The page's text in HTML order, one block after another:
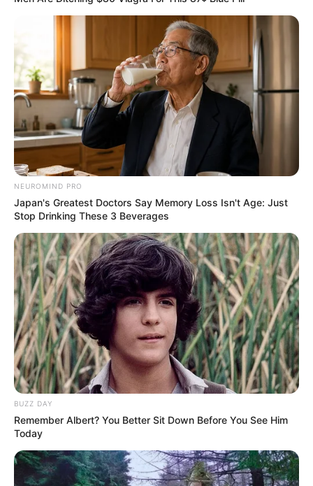
NEUROMIND PRO
Japan's Greatest Doctors Say Memory Loss Isn't Age: Just
Stop Drinking These 3 Beverages
BUZZ DAY
Remember Albert? You Better Sit Down Before You See Him
Today